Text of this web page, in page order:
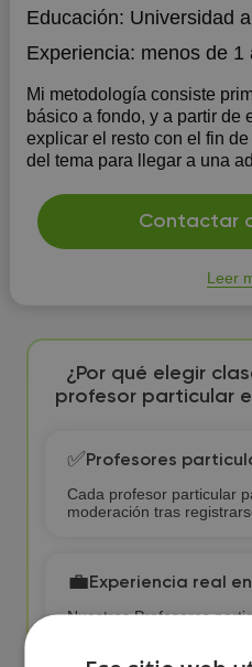
Educación: Universidad
Experiencia: menos de 1
Mi metodología consiste
básico a fondo, y a partir de
explicar el resto con el fin
del tema para llegar a una
Contactar
Leer
¿Por qué elegir
profesor particular
✅Profesores
Cada profesor particular
moderación tras
💼Experiencia real
Nuestros Profesores